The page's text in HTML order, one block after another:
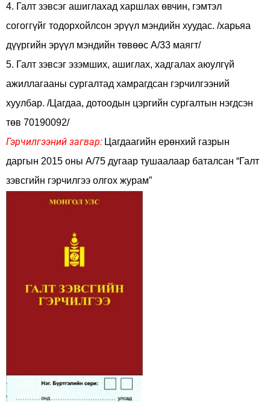
4. Галт зэвсэг ашиглахад харшлах өвчин, гэмтэл
согоггүйг тодорхойлсон эрүүл мэндийн хуудас. /харьяа
дүүргийн эрүүл мэндийн төвөөс А/33 маягт/
5. Галт зэвсэг эзэмших, ашиглах, хадгалах аюулгүй
ажиллагааны сургалтад хамрагдсан гэрчилгээний
хуулбар. /Цагдаа, дотоодын цэргийн сургалтын нэгдсэн
төв 70190092/
Гэрчилгээний загвар: Цагдаагийн ерөнхий газрын
даргын 2015 оны А/75 дугаар тушаалаар баталсан “Галт
зэвсгийн гэрчилгээ олгох журам”